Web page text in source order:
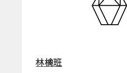
林檎班